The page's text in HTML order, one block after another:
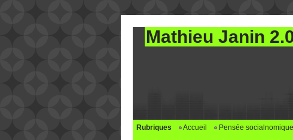
Mathieu Janin
Rubriques Accueil Pensée socialnomique